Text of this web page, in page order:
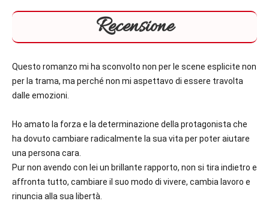
Recensione
Questo romanzo mi ha sconvolto non per le scene esplicite non
per la trama, ma perché non mi aspettavo di essere travolta
dalle emozioni.
Ho amato la forza e la determinazione della protagonista che
ha dovuto cambiare radicalmente la sua vita per poter aiutare
una persona cara.
Pur non avendo con lei un brillante rapporto, non si tira indietro e
affronta tutto, cambiare il suo modo di vivere, cambia lavoro e
rinuncia alla sua libertà.